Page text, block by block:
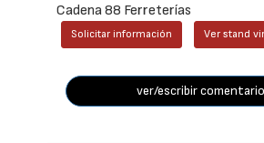
Cadena 88 Ferreterías
Solicitar información Ver stand
ver/escribir